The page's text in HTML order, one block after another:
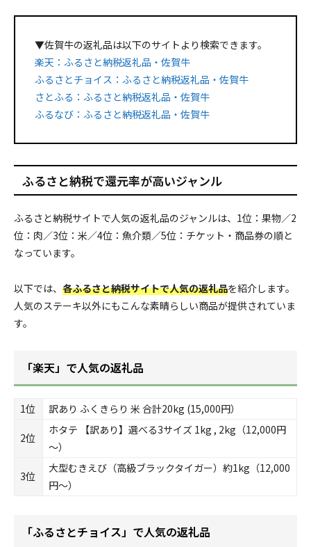
▼佐賀牛の返礼品は以下のサイトより検索できます。
楽天：ふるさと納税返礼品・佐賀牛
ふるさとチョイス：ふるさと納税返礼品・佐賀牛
さとふる：ふるさと納税返礼品・佐賀牛
ふるなび：ふるさと納税返礼品・佐賀牛
ふるさと納税で還元率が高いジャンル
ふるさと納税サイトで人気の返礼品のジャンルは、1位：果物／2
位：肉／3位：米／4位：魚介類／5位：チケット・商品券の順と
なっています。
以下では、 各ふるさと納税サイトで人気の返礼品を紹介します。
人気のステーキ以外にもこんな素晴らしい商品が提供されていま
す。
「楽天」で人気の返礼品
1位 訳あり ふくきらり 米 合計20kg (15,000円）
2位
ホタテ 【訳あり】選べる3サイズ 1kg , 2kg（12,000円
～）
3位
大型むきえび（高級ブラックタイガー）約1kg（12,000
円～）
「ふるさとチョイス」で人気の返礼品